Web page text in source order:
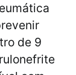
de 9